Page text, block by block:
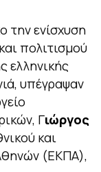
την ενίσχυση
πολιτισμού
ελληνικής
υπέγραψαν
Γιώργος
και
(ΕΚΠΑ),